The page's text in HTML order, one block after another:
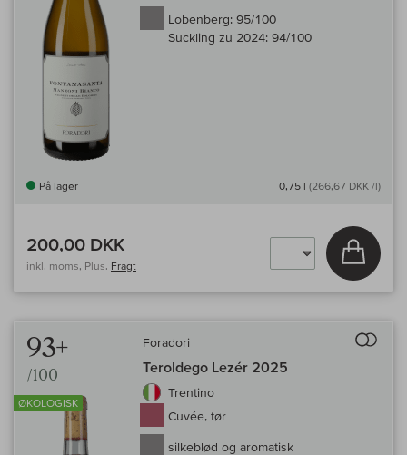
Lobenberg: 95/100
Suckling zu 2024: 94/100
På lager 0,75 l (266,67 DKK /l)
200,00 DKK
inkl. moms, Plus. Fragt
Læg i
93+
/100
ØKOLOGISK
Foradori
Teroldego Lezér 2025
Trentino
Cuvée, tør
silkeblød og aromatisk